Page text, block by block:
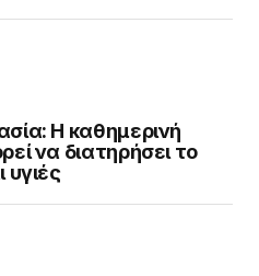
Η καθημερινή
να διατηρήσει το
υγιές